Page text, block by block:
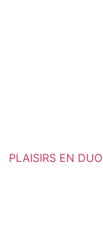
PLAISIRS EN DUO